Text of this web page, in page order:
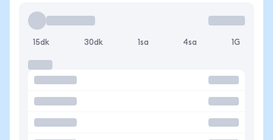
15dk 30dk 1sa 4sa 1G